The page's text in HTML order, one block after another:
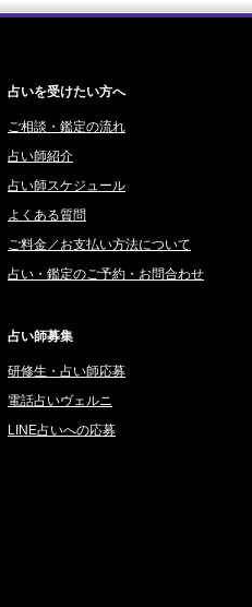
占いを受けたい方へ
ご相談・鑑定の流れ
占い師紹介
占い師スケジュール
よくある質問
ご料金／お支払い方法について
占い・鑑定のご予約・お問合わせ
占い師募集
研修生・占い師応募
電話占いヴェルニ
LINE占いへの応募